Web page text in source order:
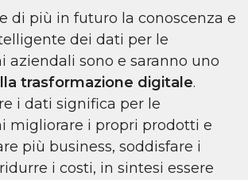
di più in futuro la conoscenza e
dei dati per le
aziendali sono e saranno uno
trasformazione digitale.
i dati significa per le
migliorare i propri prodotti e
più business, soddisfare i
i costi, in sintesi essere